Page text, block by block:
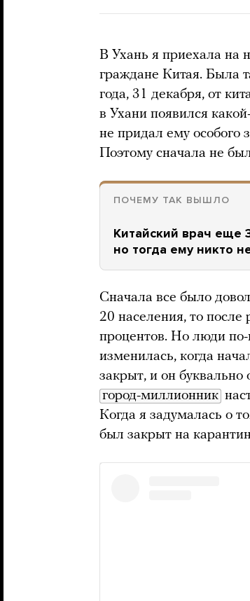
В Ухань я приехала на
граждане Китая. Была
года, 31 декабря, от
в Ухани появился
не придал ему особого
Поэтому сначала не
ПОЧЕМУ ТАК ВЫШЛО
Китайский врач еще
но тогда ему никто
Сначала все было
20 населения, то после
процентов. Но люди
изменилась, когда
закрыт, и он
город-миллионник
Когда я задумалась о
был закрыт на